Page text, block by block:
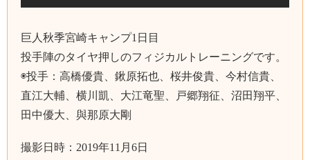
巨人秋季宮崎キャンプ1日目
投手陣のタイヤ押しのフィジカルトレーニングです。
◉投手：高橋優貴、鍬原拓也、桜井俊貴、今村信貴、
直江大輔、横川凱、大江竜聖、戸郷翔征、沼田翔平、
田中優大、與那原大剛
撮影日時：2019年11月6日